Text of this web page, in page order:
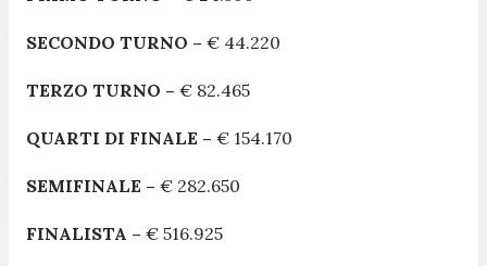
SECONDO TURNO – € 44.220
TERZO TURNO – € 82.465
QUARTI DI FINALE – € 154.170
SEMIFINALE – € 282.650
FINALISTA – € 516.925